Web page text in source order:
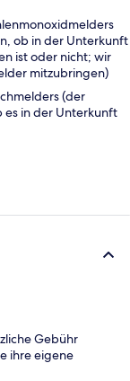
ob in der Unterkunft
ist oder nicht; wir
mitzubringen)
(der
es in der Unterkunft
Gebühr
ihre eigene